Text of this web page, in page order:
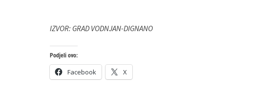
IZVOR: GRAD VODNJAN-DIGNANO
Podjeli ovo:
Facebook X